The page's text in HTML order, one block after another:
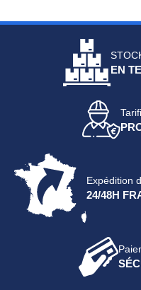
EN
Expédition
24/48H